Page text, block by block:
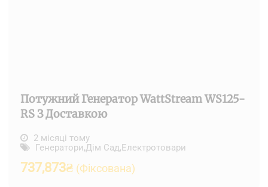
Потужний Генератор WattStream WS125-
RS З Доставкою
2 місяці тому
Генератори,Дім Сад,Електротовари
737,873₴ (Фіксована)